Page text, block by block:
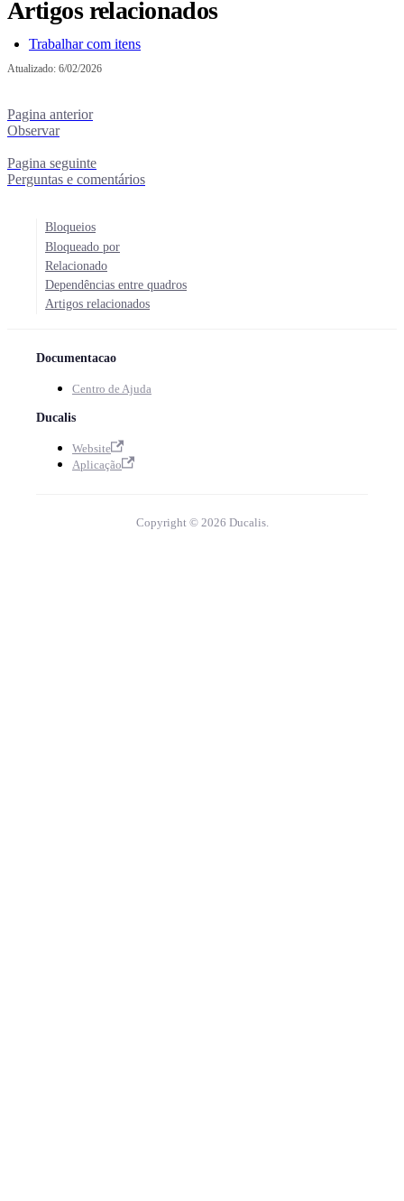
Artigos relacionados
Trabalhar com itens
Atualizado: 6/02/2026
Pagina anterior
Observar
Pagina seguinte
Perguntas e comentários
Bloqueios
Bloqueado por
Relacionado
Dependências entre quadros
Artigos relacionados
Documentacao
Centro de Ajuda
Ducalis
Website
Aplicação
Copyright © 2026 Ducalis.